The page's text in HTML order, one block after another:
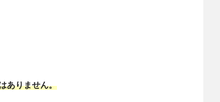
ありません。